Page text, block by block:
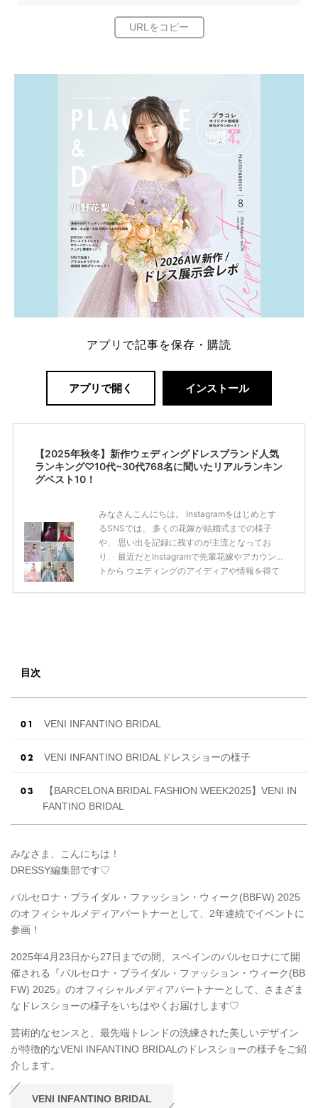
アプリで記事を保存・購読
アプリで開く インストール
【2025年秋冬】新作ウェディングドレスブランド人気
ランキング♡10代~30代768名に聞いたリアルランキン
グベスト10！
みなさんこんにちは。 Instagramをはじめとす
るSNSでは、 多くの花嫁が結婚式までの様子
や、 思い出を記録に残すのが主流となってお
り、 最近だとInstagramで先輩花嫁やアカウン
トから ウエディングのアイディアや情報を得て
目次
VENI INFANTINO BRIDAL
VENI INFANTINO BRIDALドレスショーの様子
【BARCELONA BRIDAL FASHION WEEK2025】VENI IN
FANTINO BRIDAL
みなさま、こんにちは！
DRESSY編集部です♡
バルセロナ・ブライダル・ファッション・ウィーク(BBFW) 2025
のオフィシャルメディアパートナーとして、2年連続でイベントに
参画！
2025年4月23日から27日までの間、スペインのバルセロナにて開
催される『バルセロナ・ブライダル・ファッション・ウィーク(BB
FW) 2025』のオフィシャルメディアパートナーとして、さまざま
なドレスショーの様子をいちはやくお届けします♡
芸術的なセンスと、最先端トレンドの洗練された美しいデザイン
が特徴的なVENI INFANTINO BRIDALのドレスショーの様子をご紹
介します。
VENI INFANTINO BRIDAL